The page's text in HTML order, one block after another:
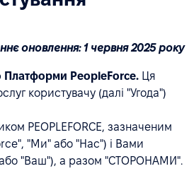
оновлення: 1 червня 2025 року
PeopleForce. Ця
користувачу (далі "Угода")
PEOPLEFORCE, зазначеним
"Ми" або "Нас") і Вами
або "Ваш"), а разом "СТОРОНАМИ".